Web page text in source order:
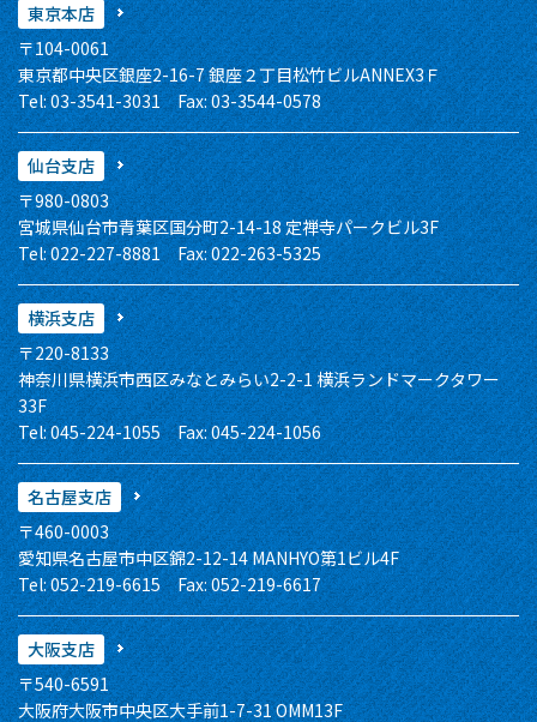
東京本店
〒104-0061
東京都中央区銀座2-16-7 銀座２丁目松竹ビルANNEX3Ｆ
Tel: 03-3541-3031 Fax: 03-3544-0578
仙台支店
〒980-0803
宮城県仙台市青葉区国分町2-14-18 定禅寺パークビル3F
Tel: 022-227-8881 Fax: 022-263-5325
横浜支店
〒220-8133
神奈川県横浜市西区みなとみらい2-2-1 横浜ランドマークタワー
33F
Tel: 045-224-1055 Fax: 045-224-1056
名古屋支店
〒460-0003
愛知県名古屋市中区錦2-12-14 MANHYO第1ビル4F
Tel: 052-219-6615 Fax: 052-219-6617
大阪支店
〒540-6591
大阪府大阪市中央区大手前1-7-31 OMM13F